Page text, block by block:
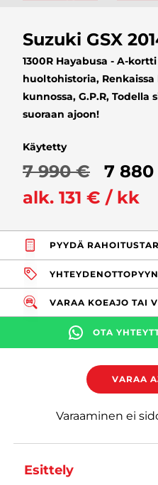
Suzuki GSX
1300R Hayabusa - A-
huoltohistoria,
kunnossa, G.P.R,
suoraan ajoon!
Käytetty
7 990 €
7
alk. 131 € / kk
PYYDÄ
VARAA KOEAJO TAI
OTA
VARAA
Varaaminen ei
Esittely